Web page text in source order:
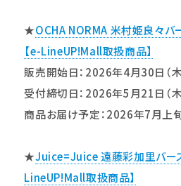
★OCHA NORMA 米村姫良々バ
【e-LineUP!Mall取扱商品】
販売開始日：2026年4月30日（木
受付締切日：2026年5月21日（木
商品お届け予定：2026年7月上
★Juice=Juice 遠藤彩加里バー
LineUP!Mall取扱商品】